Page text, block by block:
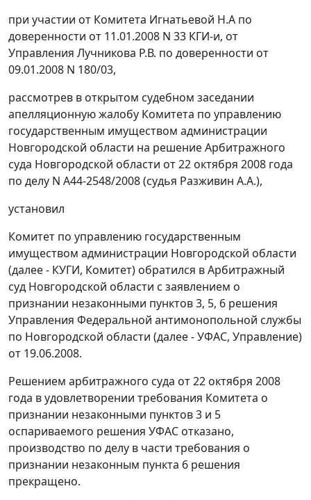
при участии от Комитета Игнатьевой Н.А по
доверенности от 11.01.2008 N 33 КГИ-и, от
Управления Лучникова Р.В. по доверенности от
09.01.2008 N 180/03,
рассмотрев в открытом судебном заседании
апелляционную жалобу Комитета по управлению
государственным имуществом администрации
Новгородской области на решение Арбитражного
суда Новгородской области от 22 октября 2008 года
по делу N А44-2548/2008 (судья Разживин А.А.),
установил
Комитет по управлению государственным
имуществом администрации Новгородской области
(далее - КУГИ, Комитет) обратился в Арбитражный
суд Новгородской области с заявлением о
признании незаконными пунктов 3, 5, 6 решения
Управления Федеральной антимонопольной службы
по Новгородской области (далее - УФАС, Управление)
от 19.06.2008.
Решением арбитражного суда от 22 октября 2008
года в удовлетворении требования Комитета о
признании незаконными пунктов 3 и 5
оспариваемого решения УФАС отказано,
производство по делу в части требования о
признании незаконным пункта 6 решения
прекращено.